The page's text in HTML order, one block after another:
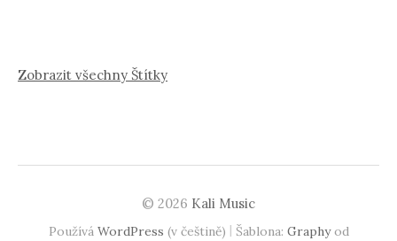
Zobrazit všechny Štítky
© 2026 Kali Music
Používá WordPress (v češtině) | Šablona: Graphyod